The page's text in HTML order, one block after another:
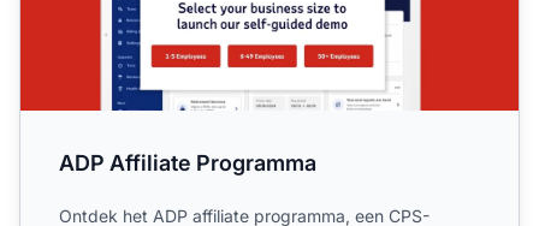
ADP Affiliate Programma
Ontdek het ADP affiliate programma, een CPS-